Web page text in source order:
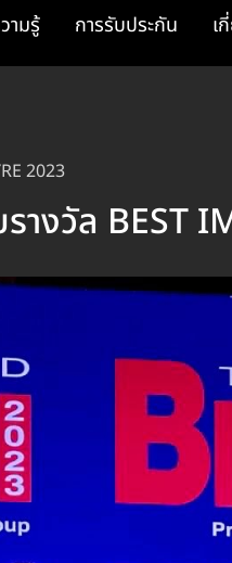
ามรู้ การรับประกัน เ
2023
งวัล BEST